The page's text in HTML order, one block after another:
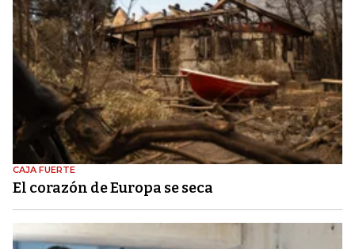
CAJA FUERTE
El corazón de Europa se seca